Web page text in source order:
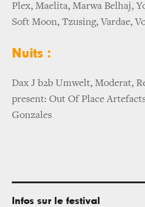
Plex, Maelita, Marwa Belhaj,
Soft Moon, Tzusing, Vardae,
Nuits :
Dax J b2b Umwelt, Moderat,
present: Out Of Place
Gonzales
Infos sur le festival